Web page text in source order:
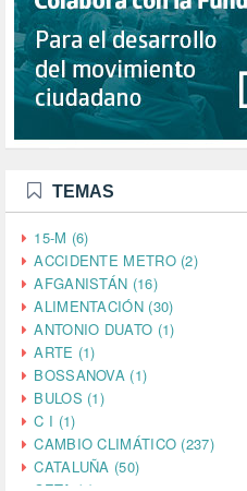
TEMAS
15-M (6)
ACCIDENTE METRO (2)
AFGANISTÁN (16)
ALIMENTACIÓN (30)
ANTONIO DUATO (1)
ARTE (1)
BOSSANOVA (1)
BULOS (1)
C I (1)
CAMBIO CLIMÁTICO (237)
CATALUÑA (50)